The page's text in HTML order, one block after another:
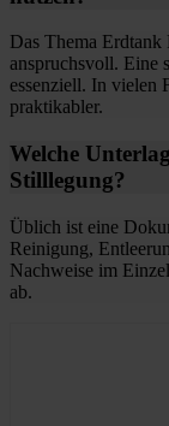
Das Thema Erdtank
anspruchsvoll. Eine
essenziell. In vielen
praktikabler.
Welche
Stilllegung?
Üblich ist eine
Reinigung,
Nachweise im
ab.